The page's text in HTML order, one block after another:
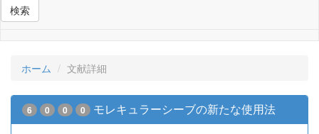
検索
ホーム 文献詳細
6 0 0 0 モレキュラーシーブの新たな使用法